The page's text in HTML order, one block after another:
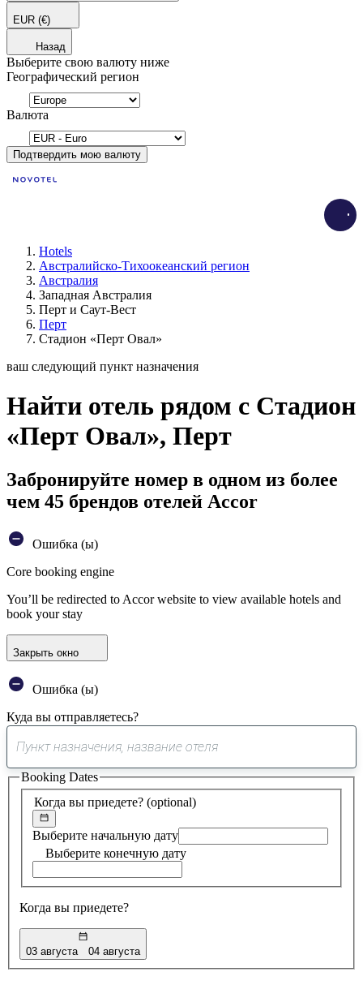
EUR (€)
Назад
Выберите свою валюту ниже
Географический регион
Валюта
Подтвердить мою валюту
Hotels
Австралийско-Тихоокеанский регион
Австралия
Западная Австралия
Перт и Саут-Вест
Перт
Стадион «Перт Овал»
ваш следующий пункт назначения
Найти отель рядом с Стадион
«Перт Овал», Перт
Забронируйте номер в одном из более
чем 45 брендов отелей Accor
Ошибка (ы)
Core booking engine
You’ll be redirected to Accor website to view available hotels and
book your stay
Закрыть окно
Ошибка (ы)
Куда вы отправляетесь?
0
предложение
найдено
Когда вы приедете? (optional)
Выберите начальную дату
Выберите конечную дату
Когда вы приедете?
03 августа 04 августа
Booking Dates